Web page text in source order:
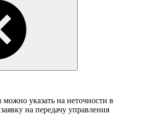
указать на неточности в
на передачу управления